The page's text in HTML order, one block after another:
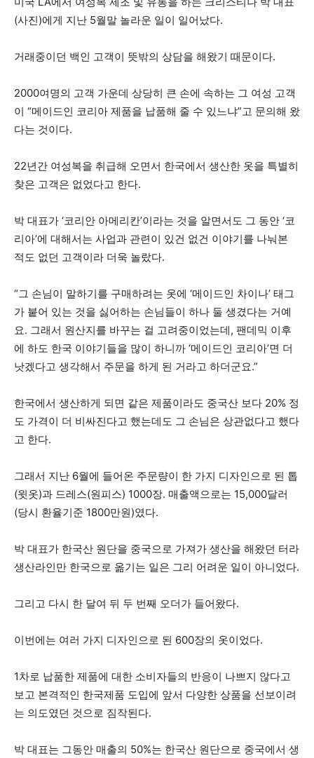
(사진)에게 지난 5월말 놀라운 일이 일어났다.
거래중이던 백인 고객이 뜻밖의 상담을 해왔기 때문이다.
2000여명의 고객 가운데 상당히 큰 손에 속하는 그 여성 고객
이 “메이드인 코리아 제품을 납품해 줄 수 있느냐”고 문의해 왔
다는 것이다.
22년간 여성복을 취급해 오면서 한국에서 생산한 옷을 특별히
찾은 고객은 없었다고 한다.
박 대표가 ‘코리안 아메리칸’이라는 것을 알면서도 그 동안 ‘코
리아’에 대해서는 사업과 관련이 있건 없건 이야기를 나눠본
적도 없던 고객이라 더욱 놀랐다.
“그 손님이 말하기를 구매하려는 옷에 ‘메이드인 차이나’ 태그
가 붙어 있는 것을 싫어하는 손님들이 하나 둘 생겼다는 거예
요. 그래서 원산지를 바꾸는 걸 고려중이었는데, 팬데믹 이후
에 하도 한국 이야기들을 많이 하니까 ‘메이드인 코리아’면 더
낫겠다고 생각해서 주문을 하게 된 거라고 하더군요.”
한국에서 생산하게 되면 같은 제품이라도 중국산 보다 20% 정
도 가격이 더 비싸진다고 했는데도 그 손님은 상관없다고 했다
고 한다.
그래서 지난 6월에 들어온 주문량이 한 가지 디자인으로 된 톱
(윗옷)과 드레스(원피스) 1000장. 매출액으로는 15,000달러
(당시 환율기준 1800만원)였다.
박 대표가 한국산 원단을 중국으로 가져가 생산을 해왔던 터라
생산라인만 한국으로 옮기는 일은 그리 어려운 일이 아니었다.
그리고 다시 한 달여 뒤 두 번째 오더가 들어왔다.
이번에는 여러 가지 디자인으로 된 600장의 옷이었다.
1차로 납품한 제품에 대한 소비자들의 반응이 나쁘지 않다고
보고 본격적인 한국제품 도입에 앞서 다양한 상품을 선보이려
는 의도였던 것으로 짐작된다.
박 대표는 그동안 매출의 50%는 한국산 원단으로 중국에서 생